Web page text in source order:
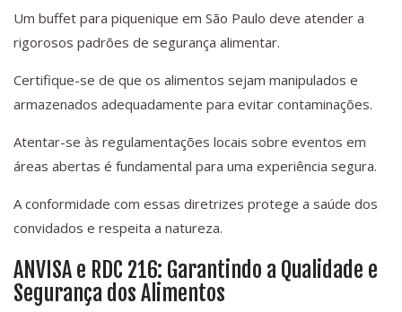
Um buffet para piquenique em São Paulo deve atender a
rigorosos padrões de segurança alimentar.
Certifique-se de que os alimentos sejam manipulados e
armazenados adequadamente para evitar contaminações.
Atentar-se às regulamentações locais sobre eventos em
áreas abertas é fundamental para uma experiência segura.
A conformidade com essas diretrizes protege a saúde dos
convidados e respeita a natureza.
ANVISA e RDC 216: Garantindo a Qualidade e
Segurança dos Alimentos